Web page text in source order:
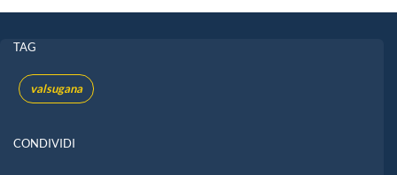
TAG
valsugana
CONDIVIDI